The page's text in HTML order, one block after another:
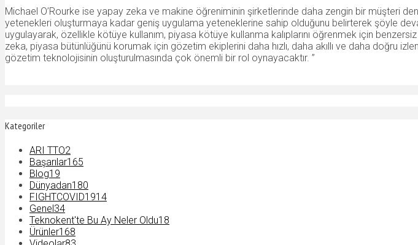
Michael O’Rourke ise yapay zeka ve makine öğreniminin şirketlerinde daha zengin bir müşteri
yetenekleri oluşturmaya kadar geniş uygulama yeteneklerine sahip olduğunu belirterek şöyle
uygulayarak, özellikle kötüye kullanım, piyasa kötüye kullanma kalıplarını öğrenmek için
zeka, piyasa bütünlüğünü korumak için gözetim ekiplerini daha hızlı, daha akıllı ve daha doğru
gözetim teknolojisinin oluşturulmasında çok önemli bir rol oynayacaktır. ”
Kategoriler
ARI TTO2
Başarılar165
Blog19
Dünyadan180
FIGHTCOVID1914
Genel 34
Teknokent'te Bu Ay Neler Oldu18
Ürünler168